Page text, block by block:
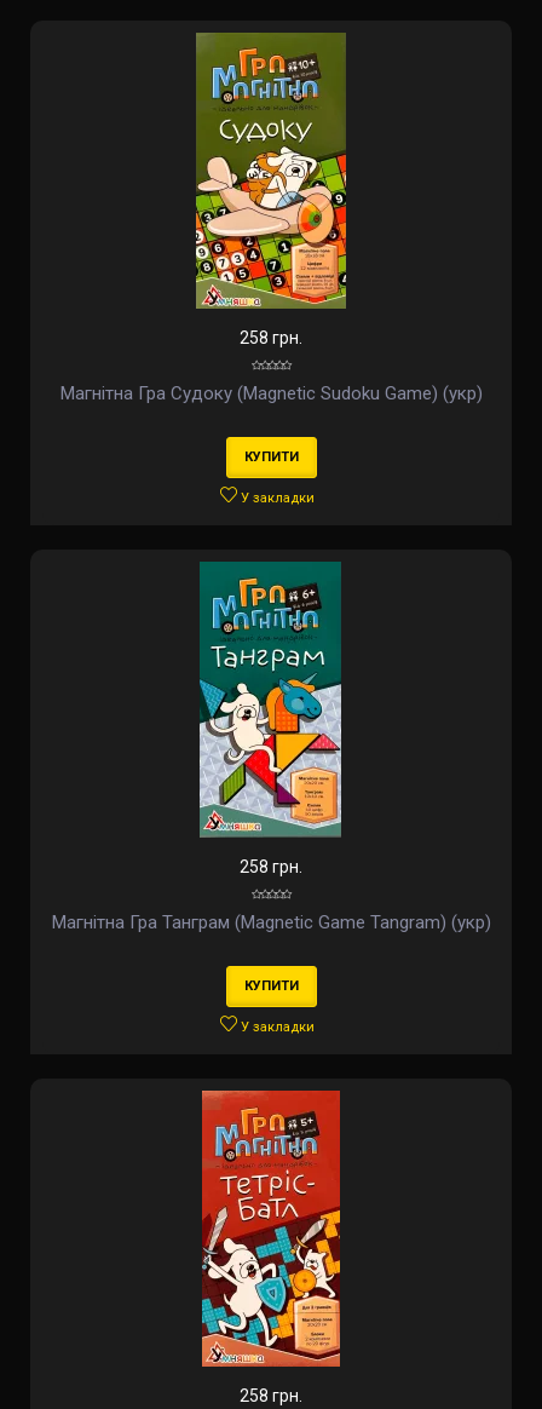
258 грн.
Магнітна Гра Судоку (Magnetic Sudoku Game) (укр)
КУПИТИ
У закладки
258 грн.
Магнітна Гра Танграм (Magnetic Game Tangram) (укр)
КУПИТИ
У закладки
258 грн.